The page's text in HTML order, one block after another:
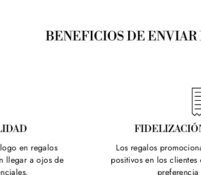
BENEFICIOS DE ENVIAR
en regalos
llegar a ojos de
Los regalos
positivos en los